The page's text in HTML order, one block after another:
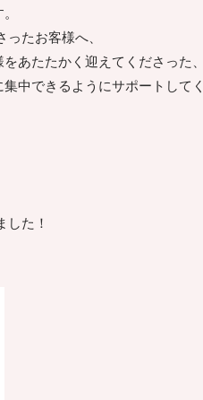
たお客様へ、
あたたかく迎えてくださった
中できるようにサポートして
した！